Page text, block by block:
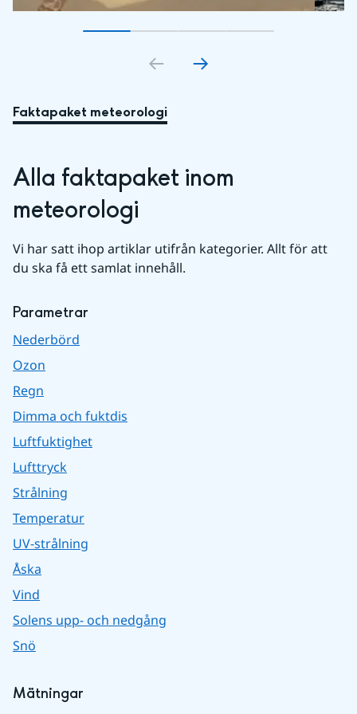
Gå till bildkort1
Gå till bildkort2
Gå till bildkort3
Gå till bildkort
Faktapaket meteorologi
Alla faktapaket inom
meteorologi
Vi har satt ihop artiklar utifrån kategorier. Allt för att
du ska få ett samlat innehåll.
Parametrar
Nederbörd
Ozon
Regn
Dimma och fuktdis
Luftfuktighet
Lufttryck
Strålning
Temperatur
UV-strålning
Åska
Vind
Solens upp- och nedgång
Snö
Mätningar